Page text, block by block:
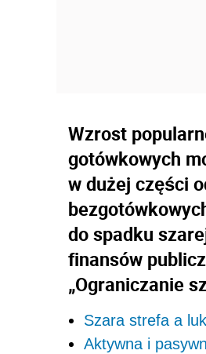
Wzrost
gotówkowych
w dużej części
do spadku
finansów
„Ograniczanie
Szara strefa a
Aktywna i